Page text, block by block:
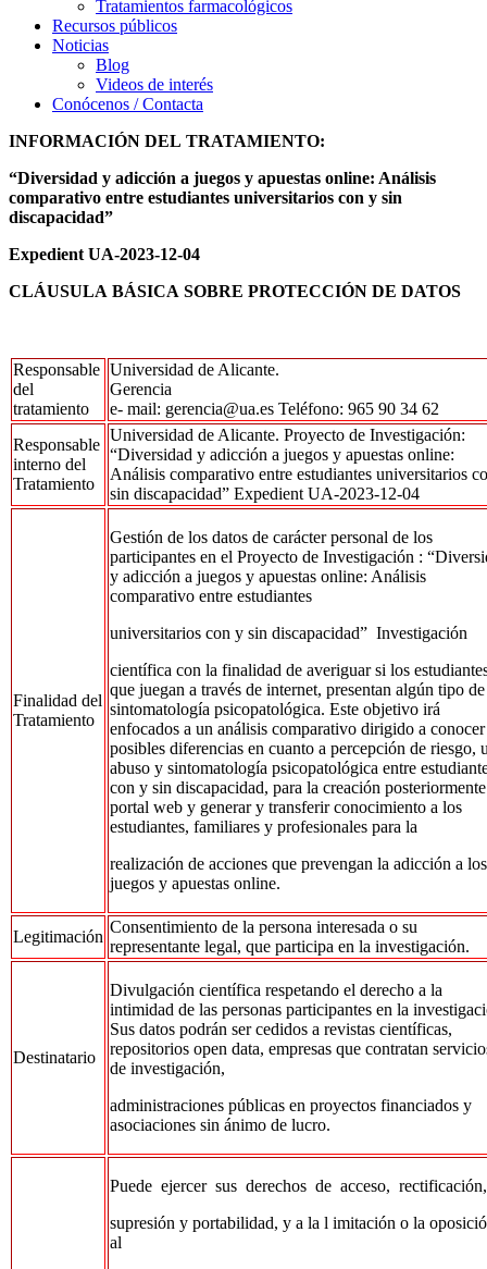
Tratamientos farmacológicos
Recursos públicos
Noticias
Blog
Videos de interés
Conócenos / Contacta
INFORMACIÓN DEL TRATAMIENTO:
“Diversidad y adicción a juegos y apuestas online: Análisis
comparativo entre estudiantes universitarios con y sin
discapacidad”
Expedient UA-2023-12-04
CLÁUSULA BÁSICA SOBRE PROTECCIÓN DE DATOS
Responsable
del
tratamiento
Universidad de Alicante.
Gerencia
e- mail: gerencia@ua.es Teléfono: 965 90 34 62
Responsable
interno del
Tratamiento
Universidad de Alicante. Proyecto de Investigación:
“Diversidad y adicción a juegos y apuestas online:
Análisis comparativo entre estudiantes universitarios
sin discapacidad” Expedient UA-2023-12-04
Finalidad del
Tratamiento
Gestión de los datos de carácter personal de los
participantes en el Proyecto de Investigación :
y adicción a juegos y apuestas online: Análisis
comparativo entre estudiantes
universitarios con y sin discapacidad” Investigación
científica con la finalidad de averiguar si los
que juegan a través de internet, presentan algún tipo de
sintomatología psicopatológica. Este objetivo irá
enfocados a un análisis comparativo dirigido a conocer
posibles diferencias en cuanto a percepción de riesgo,
abuso y sintomatología psicopatológica entre
con y sin discapacidad, para la creación
portal web y generar y transferir conocimiento a los
estudiantes, familiares y profesionales para la
realización de acciones que prevengan la adicción a los
juegos y apuestas online.
Legitimación
Consentimiento de la persona interesada o su
representante legal, que participa en la investigación.
Destinatario
Divulgación científica respetando el derecho a la
intimidad de las personas participantes en la
Sus datos podrán ser cedidos a revistas científicas,
repositorios open data, empresas que contratan
de investigación,
administraciones públicas en proyectos financiados y
asociaciones sin ánimo de lucro.
Puede ejercer sus derechos de acceso, rectificación,
supresión y portabilidad, y a la l imitación o la
al